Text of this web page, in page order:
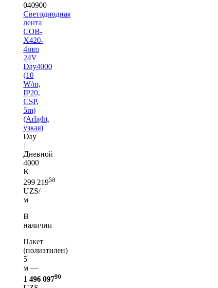
040900
Светодиодная
лента
COB-
X420-
4mm
24V
Day4000
(10
W/m,
IP20,
CSP,
5m)
(Arlight,
узкая)
Day
|
Дневной
4000
K
299 21958
UZS/
м
В
наличии
Пакет
(полиэтилен)
5
м —
1 496 09790